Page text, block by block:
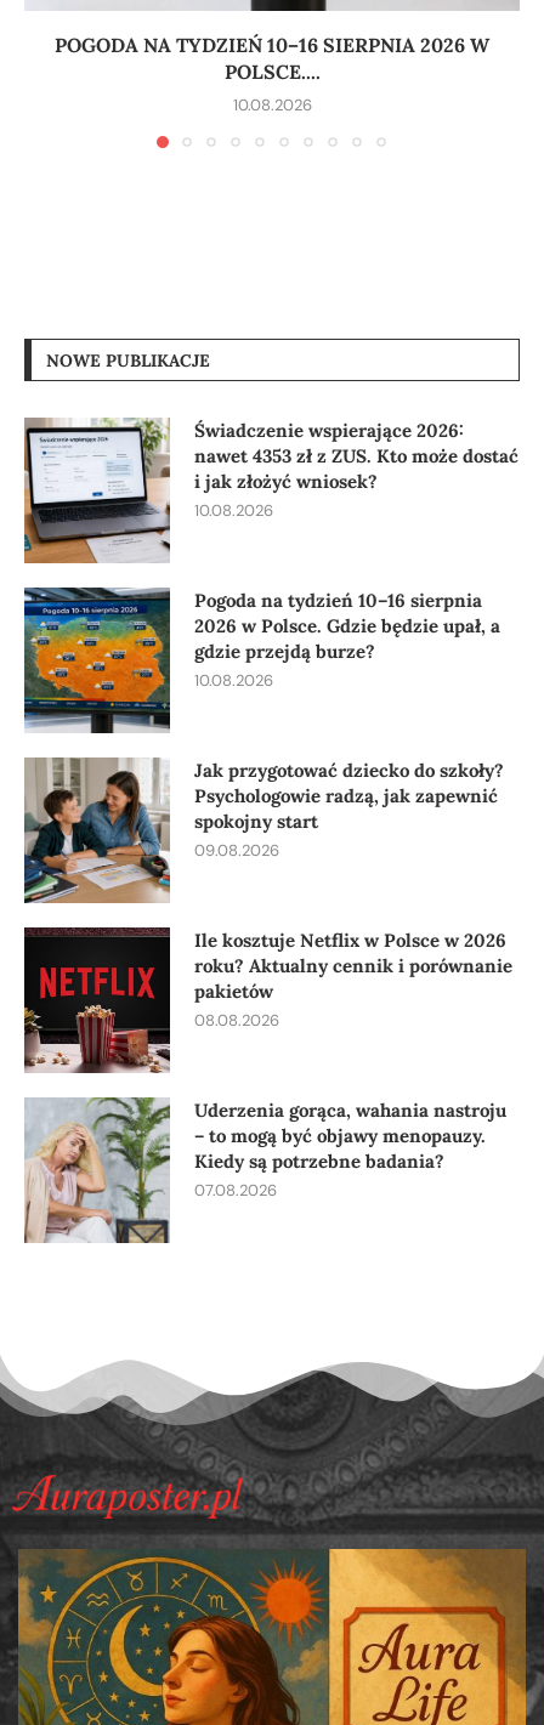
POGODA NA TYDZIEŃ 10–16 SIERPNIA 2026 W
POLSCE....
10.08.2026
NOWE PUBLIKACJE
Świadczenie wspierające 2026:
nawet 4353 zł z ZUS. Kto może dostać
i jak złożyć wniosek?
10.08.2026
Pogoda na tydzień 10–16 sierpnia
2026 w Polsce. Gdzie będzie upał, a
gdzie przejdą burze?
10.08.2026
Jak przygotować dziecko do szkoły?
Psychologowie radzą, jak zapewnić
spokojny start
09.08.2026
Ile kosztuje Netflix w Polsce w 2026
roku? Aktualny cennik i porównanie
pakietów
08.08.2026
Uderzenia gorąca, wahania nastroju
– to mogą być objawy menopauzy.
Kiedy są potrzebne badania?
07.08.2026